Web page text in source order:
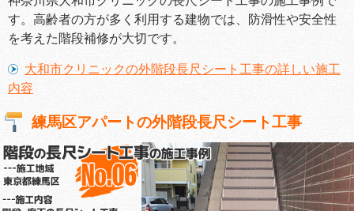
す。高齢者の方が多く利用する建物では、防滑性や安全性
を考えた階段補修が大切です。
大和市クリニックの外階段長尺シート工事の詳しい施工
内容
練馬区アパートの外階段長尺シート工事